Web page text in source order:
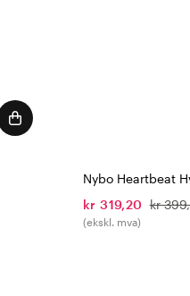
Nybo Heartbeat
kr 319,20 kr
(ekskl. mva)